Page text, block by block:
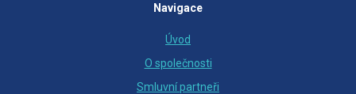
Navigace
Úvod
O společnosti
Smluvní partneři